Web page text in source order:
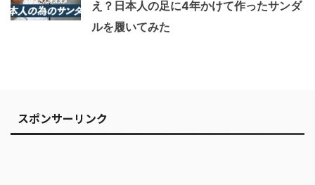
え？日本人の足に4年かけて作ったサンダ
ルを履いてみた
スポンサーリンク